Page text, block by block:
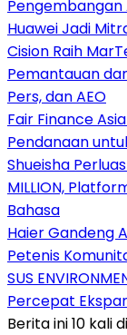
Pengembangan
Huawei Jadi
Cision Raih
Pemantauan
Pers, dan AEO
Fair Finance
Pendanaan
Shueisha
MILLION,
Bahasa
Haier Gandeng
Petenis
SUS
Percepat
Berita ini 10 kali